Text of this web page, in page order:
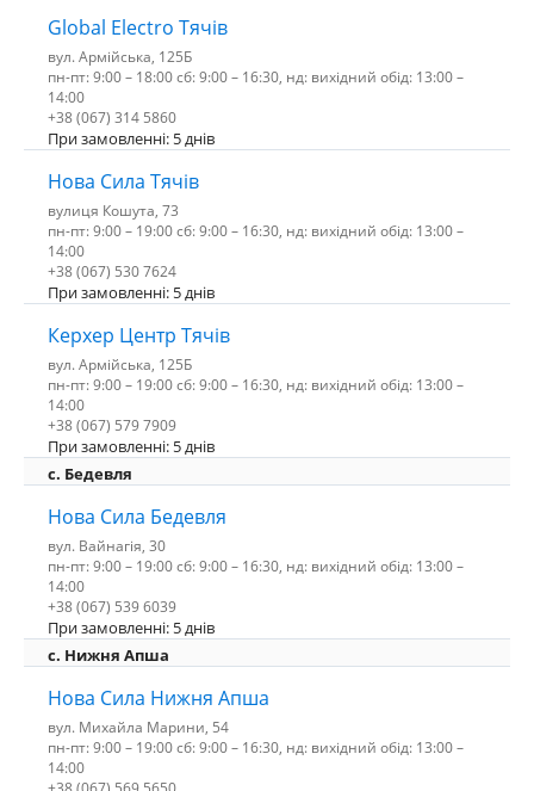
Global Electro Тячів
вул. Армійська, 125Б
пн-пт: 9:00 – 18:00 сб: 9:00 – 16:30, нд: вихідний обід: 13:00 –
14:00
+38 (067) 314 5860
При замовленні: 5 днів
Нова Сила Тячів
вулиця Кошута, 73
пн-пт: 9:00 – 19:00 сб: 9:00 – 16:30, нд: вихідний обід: 13:00 –
14:00
+38 (067) 530 7624
При замовленні: 5 днів
Керхер Центр Тячів
вул. Армійська, 125Б
пн-пт: 9:00 – 19:00 сб: 9:00 – 16:30, нд: вихідний обід: 13:00 –
14:00
+38 (067) 579 7909
При замовленні: 5 днів
c. Бедевля
Нова Сила Бедевля
вул. Вайнагія, 30
пн-пт: 9:00 – 19:00 сб: 9:00 – 16:30, нд: вихідний обід: 13:00 –
14:00
+38 (067) 539 6039
При замовленні: 5 днів
с. Нижня Апша
Нова Сила Нижня Апша
вул. Михайла Марини, 54
пн-пт: 9:00 – 19:00 сб: 9:00 – 16:30, нд: вихідний обід: 13:00 –
14:00